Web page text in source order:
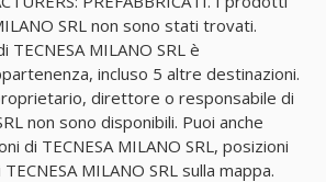
SRL non sono stati trovati.
MILANO SRL è
incluso 5 altre destinazioni.
direttore o responsabile di
non sono disponibili. Puoi anche
di TECNESA MILANO SRL, posizioni
MILANO SRL sulla mappa.